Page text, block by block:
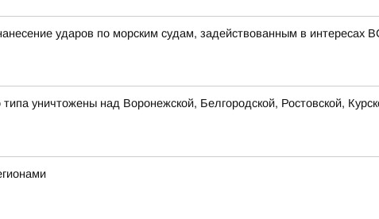
ударов по морским судам, задействованным в интересах
уничтожены над Воронежской, Белгородской, Ростовской,